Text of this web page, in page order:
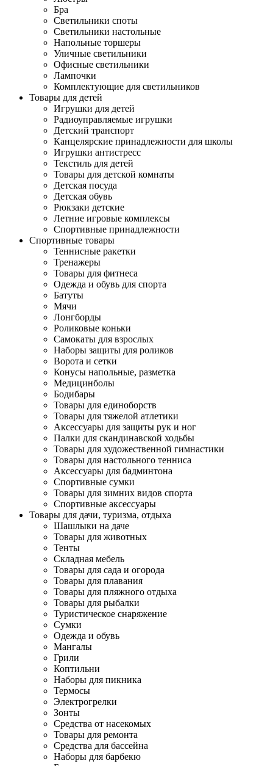
Бра
Светильники споты
Светильники настольные
Напольные торшеры
Уличные светильники
Офисные светильники
Лампочки
Комплектующие для светильников
Товары для детей
Игрушки для детей
Радиоуправляемые игрушки
Детский транспорт
Канцелярские принадлежности для школы
Игрушки антистресс
Текстиль для детей
Товары для детской комнаты
Детская посуда
Детская обувь
Рюкзаки детские
Летние игровые комплексы
Спортивные принадлежности
Спортивные товары
Теннисные ракетки
Тренажеры
Товары для фитнеса
Одежда и обувь для спорта
Батуты
Мячи
Лонгборды
Роликовые коньки
Самокаты для взрослых
Наборы защиты для роликов
Ворота и сетки
Конусы напольные, разметка
Медицинболы
Бодибары
Товары для единоборств
Товары для тяжелой атлетики
Аксессуары для защиты рук и ног
Палки для скандинавской ходьбы
Товары для художественной гимнастики
Товары для настольного тенниса
Аксессуары для бадминтона
Спортивные сумки
Товары для зимних видов спорта
Спортивные аксессуары
Товары для дачи, туризма, отдыха
Шашлыки на даче
Товары для животных
Тенты
Складная мебель
Товары для сада и огорода
Товары для плавания
Товары для пляжного отдыха
Товары для рыбалки
Туристическое снаряжение
Сумки
Одежда и обувь
Мангалы
Грили
Коптильни
Наборы для пикника
Термосы
Электрогрелки
Зонты
Средства от насекомых
Товары для ремонта
Средства для бассейна
Наборы для барбекю